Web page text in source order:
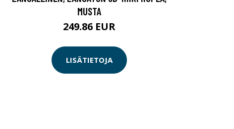
MUSTA
249.86 EUR
LISÄTIETOJA